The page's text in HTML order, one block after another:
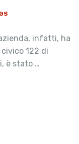
infatti, ha
122 di
è stato …